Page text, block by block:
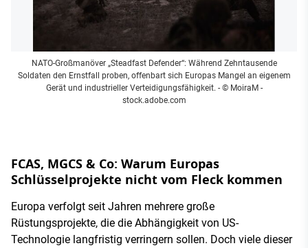
NATO-Großmanöver „Steadfast Defender“: Während Zehntausende
Soldaten den Ernstfall proben, offenbart sich Europas Mangel an eigenem
Gerät und industrieller Verteidigungsfähigkeit. - © MoiraM -
stock.adobe.com
FCAS, MGCS & Co: Warum Europas
Schlüsselprojekte nicht vom Fleck kommen
Europa verfolgt seit Jahren mehrere große
Rüstungsprojekte, die die Abhängigkeit von US-
Technologie langfristig verringern sollen. Doch viele dieser